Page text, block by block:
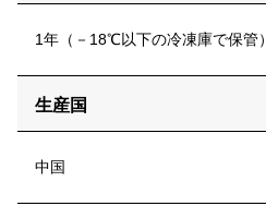
1年（－18℃以下の冷凍庫で保管）
生産国
中国